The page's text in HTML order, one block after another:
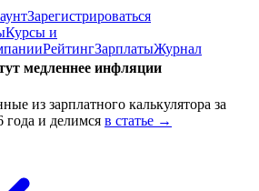
Зарегистрироваться
Курсы и
РейтингЗарплатыЖурнал
медленнее инфляции
из зарплатного калькулятора за
года и делимся в статье →